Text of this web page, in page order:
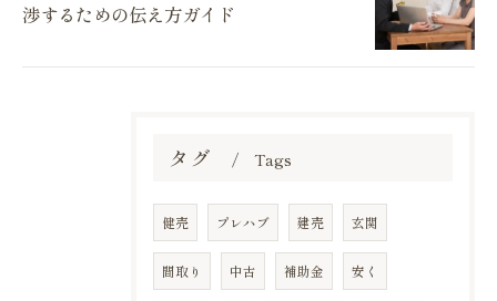
渉するための伝え方ガイド
タグ Tags
健売 プレハブ 建売 玄関
間取り 中古 補助金 安く